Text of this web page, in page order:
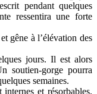
pendant quelques
ressentira une forte
gêne à l’élévation des
jours. Il est alors
soutien-gorge pourra
semaines.
et résorbables.